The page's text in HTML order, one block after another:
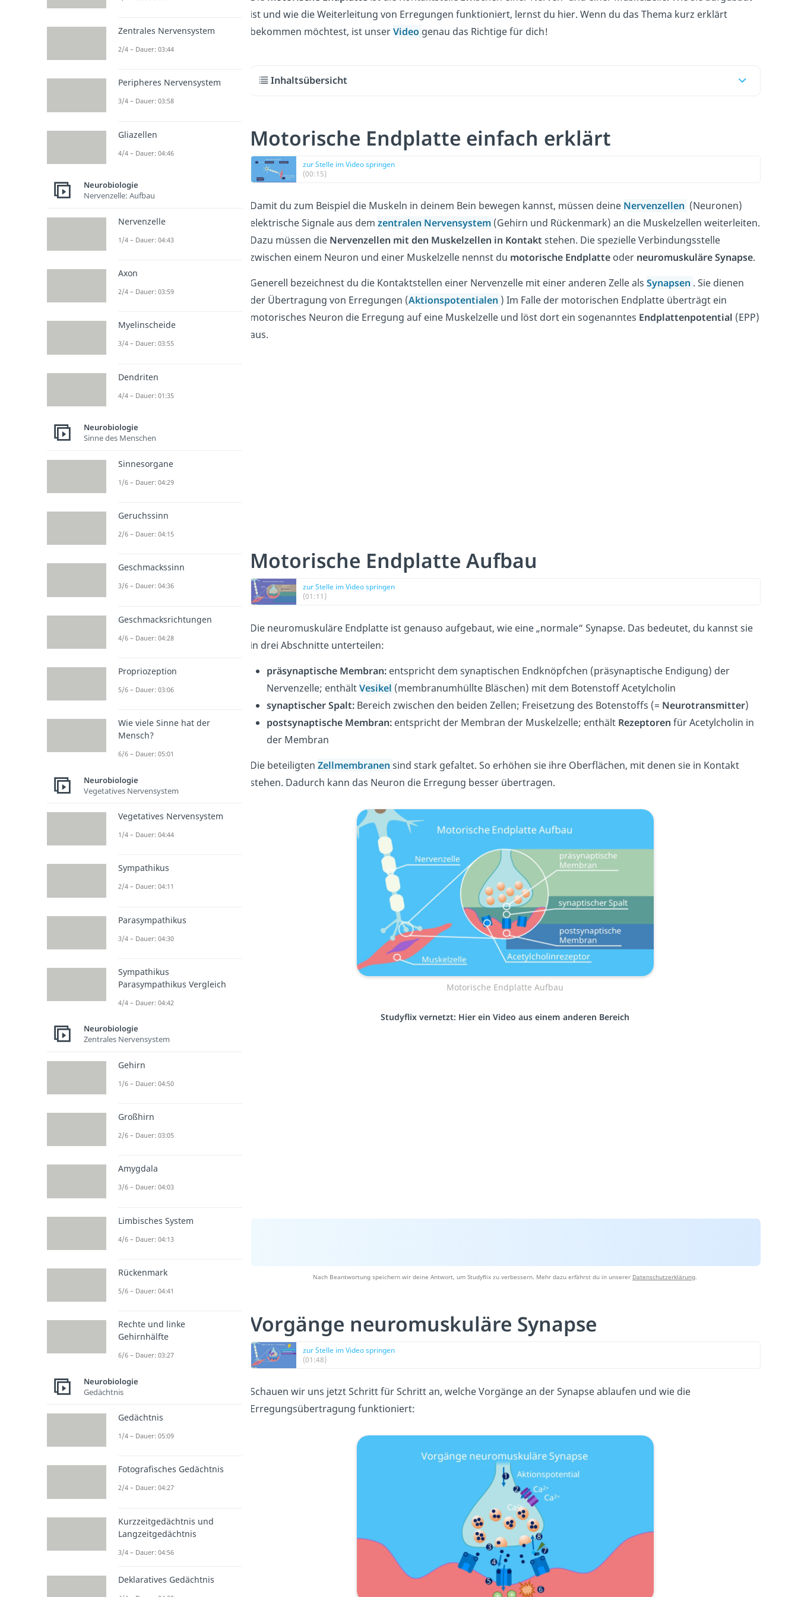
ist und wie die Weiterleitung von Erregungen funktioniert, lernst du hier. Wenn du das Thema kurz erklärt
bekommen möchtest, ist unserVideo genau das Richtige für dich!
Inhaltsübersicht
Motorische Endplatte einfach erklärt
zur Stelle im Video springen
(00:15)
Damit du zum Beispiel die Muskeln in deinem Bein bewegen kannst, müssen deine Nervenzellen (Neuronen)
elektrische Signale aus dem zentralen Nervensystem (Gehirn und Rückenmark) an die Muskelzellen weiterleiten.
Dazu müssen die Nervenzellen mit den Muskelzellen in Kontakt stehen. Die spezielle Verbindungsstelle
zwischen einem Neuron und einer Muskelzelle nennst du motorische Endplatteoder neuromuskuläre Synapse.
Generell bezeichnest du die Kontaktstellen einer Nervenzelle mit einer anderen Zelle als Synapsen . Sie dienen
der Übertragung von Erregungen (Aktionspotentialen ) Im Falle der motorischen Endplatte überträgt ein
motorisches Neuron die Erregung auf eine Muskelzelle und löst dort ein sogenanntes Endplattenpotential (EPP)
aus.
Motorische Endplatte Aufbau
zur Stelle im Video springen
(01:11)
Die neuromuskuläre Endplatte ist genauso aufgebaut, wie eine „normale“ Synapse. Das bedeutet, du kannst sie
in drei Abschnitte unterteilen:
präsynaptische Membran: entspricht dem synaptischen Endknöpfchen (präsynaptische Endigung) der
Nervenzelle; enthältVesikel (membranumhüllte Bläschen) mit dem Botenstoff Acetylcholin
synaptischer Spalt: Bereich zwischen den beiden Zellen; Freisetzung des Botenstoffs (= Neurotransmitter)
postsynaptische Membran: entspricht der Membran der Muskelzelle; enthält Rezeptoren für Acetylcholin in
der Membran
Die beteiligten Zellmembranen sind stark gefaltet. So erhöhen sie ihre Oberflächen, mit denen sie in Kontakt
stehen. Dadurch kann das Neuron die Erregung besser übertragen.
Motorische Endplatte Aufbau
Studyflix vernetzt: Hier ein Video aus einem anderen Bereich
Nach Beantwortung speichern wir deine Antwort, um Studyflix zu verbessern. Mehr dazu erfährst du in unserer Datenschutzerklärung
Vorgänge neuromuskuläre Synapse
zur Stelle im Video springen
(01:48)
Schauen wir uns jetzt Schritt für Schritt an, welche Vorgänge an der Synapse ablaufen und wie die
Erregungsübertragung funktioniert:
Zentrales Nervensystem
2/4 – Dauer: 03:44
Peripheres Nervensystem
3/4 – Dauer: 03:58
Gliazellen
4/4 – Dauer: 04:46
Neurobiologie
Nervenzelle: Aufbau
Nervenzelle
1/4 – Dauer: 04:43
Axon
2/4 – Dauer: 03:59
Myelinscheide
3/4 – Dauer: 03:55
Dendriten
4/4 – Dauer: 01:35
Neurobiologie
Sinne des Menschen
Sinnesorgane
1/6 – Dauer: 04:29
Geruchssinn
2/6 – Dauer: 04:15
Geschmackssinn
3/6 – Dauer: 04:36
Geschmacksrichtungen
4/6 – Dauer: 04:28
Propriozeption
5/6 – Dauer: 03:06
Wie viele Sinne hat der
Mensch?
6/6 – Dauer: 05:01
Neurobiologie
Vegetatives Nervensystem
Vegetatives Nervensystem
1/4 – Dauer: 04:44
Sympathikus
2/4 – Dauer: 04:11
Parasympathikus
3/4 – Dauer: 04:30
Sympathikus
Parasympathikus Vergleich
4/4 – Dauer: 04:42
Neurobiologie
Zentrales Nervensystem
Gehirn
1/6 – Dauer: 04:50
Großhirn
2/6 – Dauer: 03:05
Amygdala
3/6 – Dauer: 04:03
Limbisches System
4/6 – Dauer: 04:13
Rückenmark
5/6 – Dauer: 04:41
Rechte und linke
Gehirnhälfte
6/6 – Dauer: 03:27
Neurobiologie
Gedächtnis
Gedächtnis
1/4 – Dauer: 05:09
Fotografisches Gedächtnis
2/4 – Dauer: 04:27
Kurzzeitgedächtnis und
Langzeitgedächtnis
3/4 – Dauer: 04:56
Deklaratives Gedächtnis